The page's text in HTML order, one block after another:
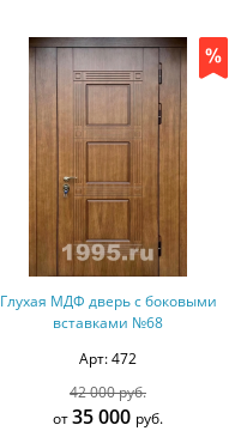
Глухая МДФ дверь с боковыми
вставками №68
Арт: 472
42 000 руб.
от35 000 руб.